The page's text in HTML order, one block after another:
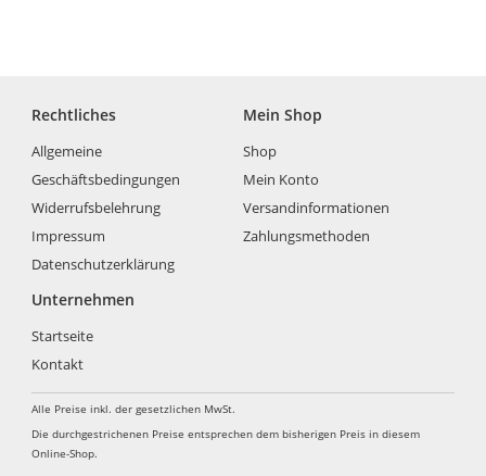
Rechtliches
Allgemeine
Geschäftsbedingungen
Widerrufsbelehrung
Impressum
Datenschutzerklärung
Mein Shop
Shop
Mein Konto
Versandinformationen
Zahlungsmethoden
Unternehmen
Startseite
Kontakt
Alle Preise inkl. der gesetzlichen MwSt.
Die durchgestrichenen Preise entsprechen dem bisherigen Preis in diesem
Online-Shop.